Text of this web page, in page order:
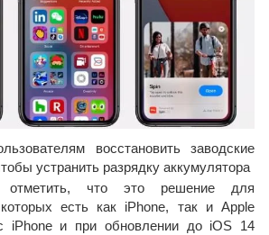
восстановить заводские
устранить разрядку аккумулятора
отметить, что это решение для
есть как iPhone, так и Apple
iPhone и при обновлении до iOS 14